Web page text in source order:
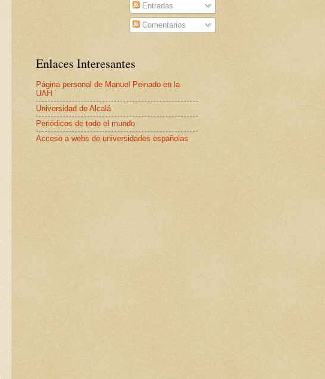
Entradas
Comentarios
Enlaces Interesantes
Página personal de Manuel Peinado en la
UAH
Universidad de Alcalá
Periódicos de todo el mundo
Acceso a webs de universidades españolas